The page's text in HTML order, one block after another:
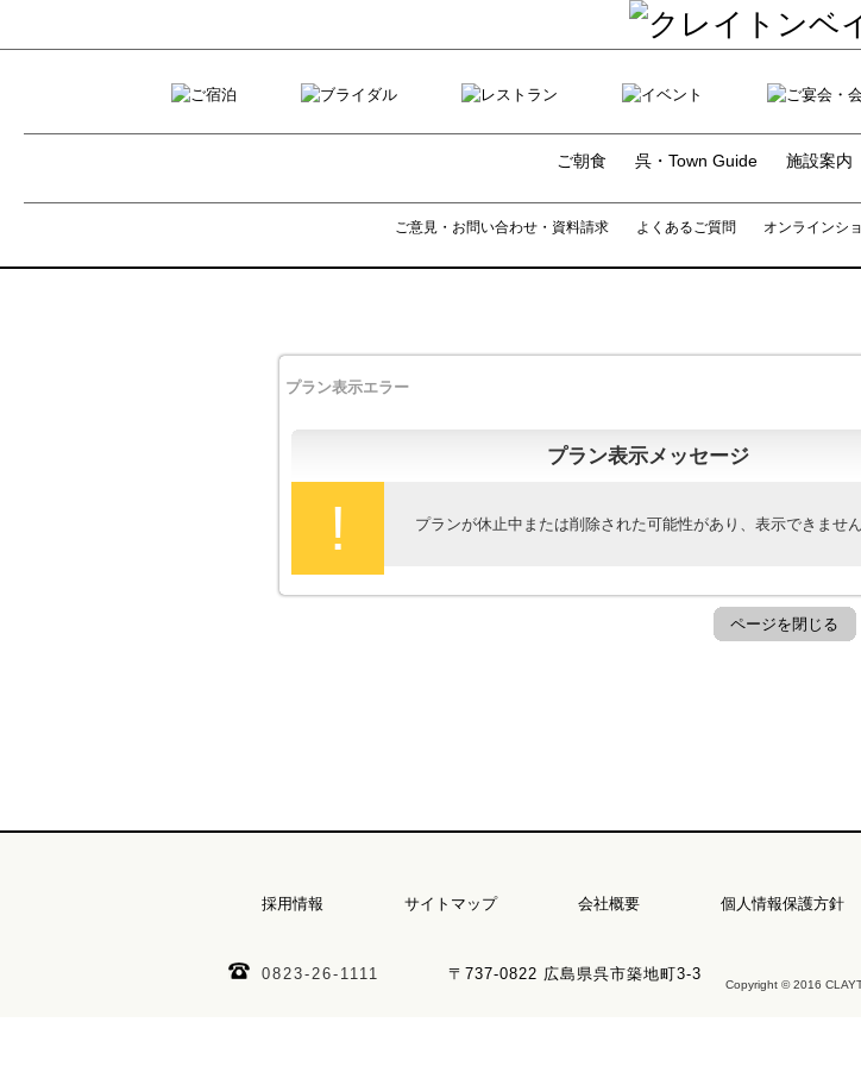
ご朝食 呉・Town Guide 施設案内
ご意見・お問い合わせ・資料請求 よくあるご質問 オンラインシ
プラン表示エラー
プラン表示メッセージ
! プランが休止中または削除された可能性があり、表示できません
ページを閉じる
採用情報 サイトマップ 会社概要 個人情報保護方針
0823-26-1111 〒737-0822 広島県呉市築地町3-3
Copyright © 2016